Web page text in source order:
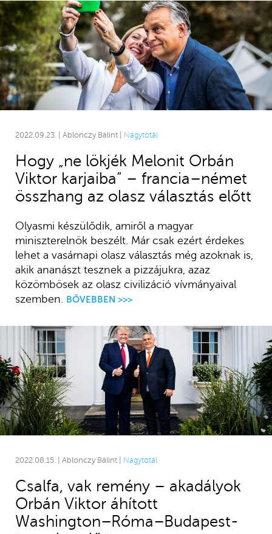
2022.09.23. | Ablonczy Bálint | Nagytotál
Hogy „ne lökjék Melonit Orbán
Viktor karjaiba” – francia–német
összhang az olasz választás előtt
Olyasmi készülődik, amiről a magyar
miniszterelnök beszélt. Már csak ezért érdekes
lehet a vasárnapi olasz választás még azoknak is,
akik ananászt tesznek a pizzájukra, azaz
közömbösek az olasz civilizáció vívmányaival
szemben.
BŐVEBBEN >>>
2022.08.15. | Ablonczy Bálint | Nagytotál
Csalfa, vak remény – akadályok
Orbán Viktor áhított
Washington–Róma–Budapest-